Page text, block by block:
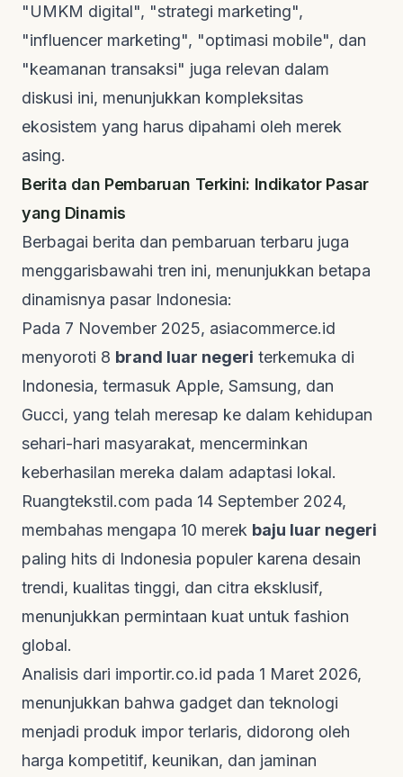
"UMKM digital", "strategi marketing",
"influencer marketing", "optimasi mobile", dan
"keamanan transaksi" juga relevan dalam
diskusi ini, menunjukkan kompleksitas
ekosistem yang harus dipahami oleh merek
asing.
Berita dan Pembaruan Terkini: Indikator Pasar
yang Dinamis
Berbagai berita dan pembaruan terbaru juga
menggarisbawahi tren ini, menunjukkan betapa
dinamisnya pasar Indonesia:
Pada 7 November 2025, asiacommerce.id
menyoroti 8 brand luar negeri terkemuka di
Indonesia, termasuk Apple, Samsung, dan
Gucci, yang telah meresap ke dalam kehidupan
sehari-hari masyarakat, mencerminkan
keberhasilan mereka dalam adaptasi lokal.
Ruangtekstil.com pada 14 September 2024,
membahas mengapa 10 merek baju luar negeri
paling hits di Indonesia populer karena desain
trendi, kualitas tinggi, dan citra eksklusif,
menunjukkan permintaan kuat untuk fashion
global.
Analisis dari importir.co.id pada 1 Maret 2026,
menunjukkan bahwa gadget dan teknologi
menjadi produk impor terlaris, didorong oleh
harga kompetitif, keunikan, dan jaminan